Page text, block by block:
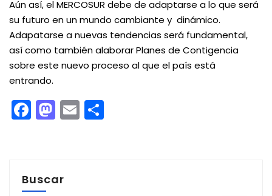
Aún así, el MERCOSUR debe de adaptarse a lo que será
su futuro en un mundo cambiante y dinámico.
Adapatarse a nuevas tendencias será fundamental,
así como también alaborar Planes de Contigencia
sobre este nuevo proceso al que el país está
entrando.
Facebook
Mastodon
Email
Buscar